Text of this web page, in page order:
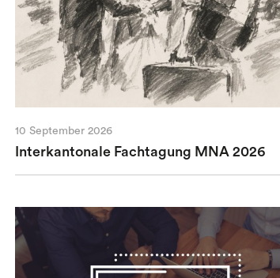
10 September 2026
Interkantonale Fachtagung MNA 2026